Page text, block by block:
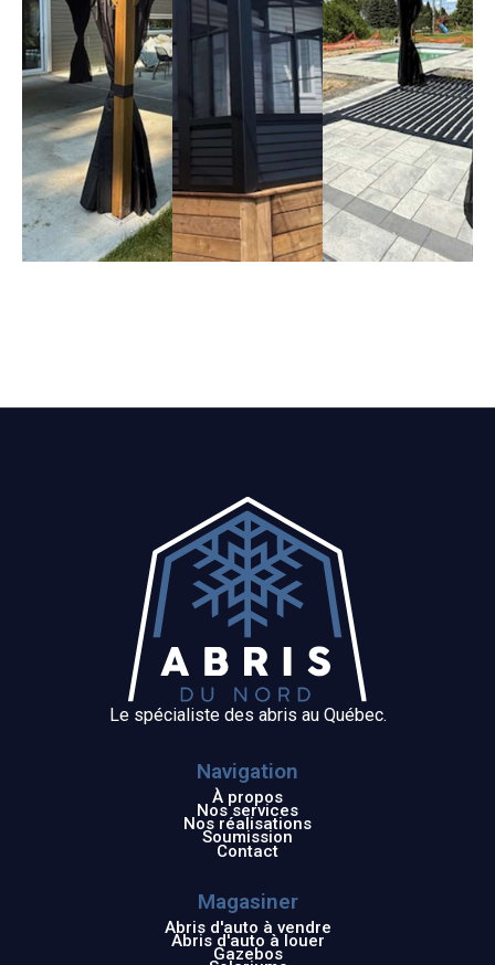
Le spécialiste des abris au Québec.
Navigation
À propos
Nos services
Nos réalisations
Soumission
Contact
Magasiner
Abris d'auto à vendre
Abris d'auto à louer
Gazebos